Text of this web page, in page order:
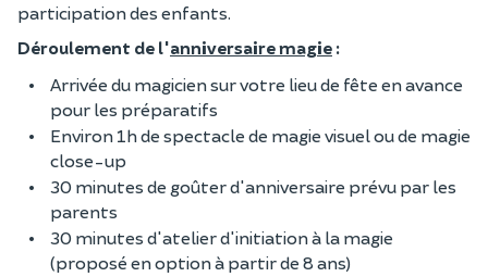
participation des enfants.
Déroulement de l'anniversaire magie :
Arrivée du magicien sur votre lieu de fête en avance
pour les préparatifs
Environ 1h de spectacle de magie visuel ou de magie
close-up
30 minutes de goûter d'anniversaire prévu par les
parents
30 minutes d'atelier d'initiation à la magie
(proposé en option à partir de 8 ans)